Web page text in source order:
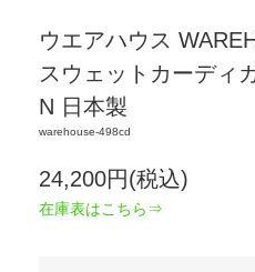
ウエアハウス
スウェットカーディ
N 日本製
warehouse-498cd
24,200円(税込)
在庫表はこちら⇒